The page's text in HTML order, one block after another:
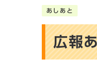
あしあと
広報